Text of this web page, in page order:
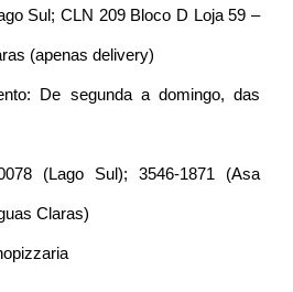
Sul; CLN 209 Bloco D Loja 59 –
(apenas delivery)
De segunda a domingo, das
(Lago Sul); 3546-1871 (Asa
Claras)